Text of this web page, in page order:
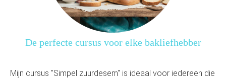
De perfecte cursus voor elke bakliefhebber
Mijn cursus "Simpel zuurdesem" is ideaal voor iedereen die